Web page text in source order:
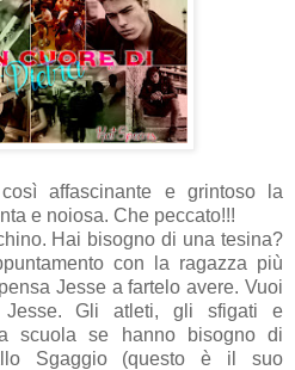
affascinante e grintoso la
e noiosa. Che peccato!!!
Hai bisogno di una tesina?
con la ragazza più
Jesse a fartelo avere. Vuoi
Gli atleti, gli sfigati e
scuola se hanno bisogno di
Sgaggio (questo è il suo